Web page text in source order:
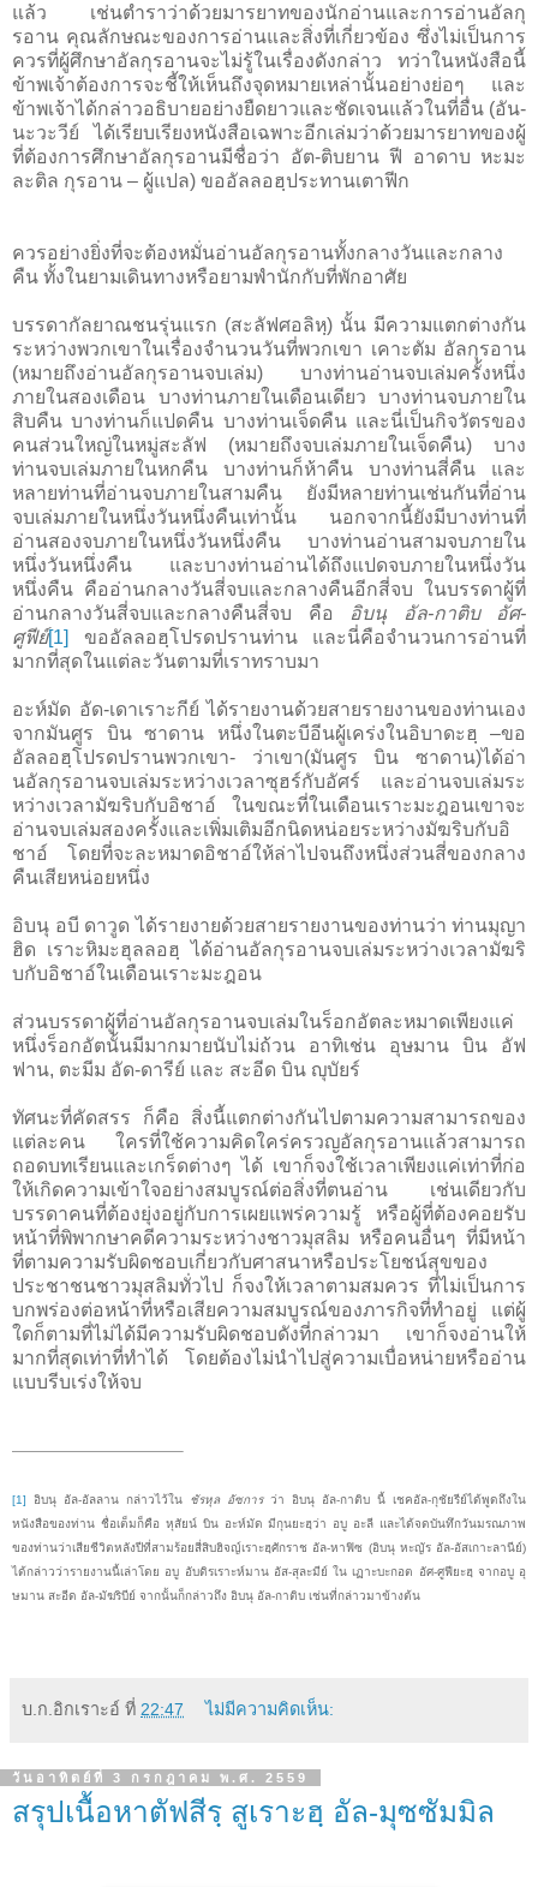
แล้ว เช่นตำราว่าด้วยมารยาทของนักอ่านและการอ่านอัลกุ
รอาน คุณลักษณะของการอ่านและสิ่งที่เกี่ยวข้อง ซึ่งไม่เป็นการ
ควรที่ผู้ศึกษาอัลกุรอานจะไม่รู้ในเรื่องดังกล่าว ทว่าในหนังสือนี้
ข้าพเจ้าต้องการจะชี้ให้เห็นถึงจุดหมายเหล่านั้นอย่างย่อๆ และ
ข้าพเจ้าได้กล่าวอธิบายอย่างยืดยาวและชัดเจนแล้วในที่อื่น (อัน-
นะวะวีย์ ได้เรียบเรียงหนังสือเฉพาะอีกเล่มว่าด้วยมารยาทของผู้
ที่ต้องการศึกษาอัลกุรอานมีชื่อว่า อัต-ติบยาน ฟี อาดาบ หะมะ
ละติล กุรอาน – ผู้แปล) ขออัลลอฮฺประทานเตาฟีก
ควรอย่างยิ่งที่จะต้องหมั่นอ่านอัลกุรอานทั้งกลางวันและกลาง
คืน ทั้งในยามเดินทางหรือยามพำนักกับที่พักอาศัย
บรรดากัลยาณชนรุ่นแรก (สะลัฟศอลิหฺ) นั้น มีความแตกต่างกัน
ระหว่างพวกเขาในเรื่องจำนวนวันที่พวกเขา เคาะตัม อัลกุรอาน
(หมายถึงอ่านอัลกุรอานจบเล่ม) บางท่านอ่านจบเล่มครั้งหนึ่ง
ภายในสองเดือน บางท่านภายในเดือนเดียว บางท่านจบภายใน
สิบคืน บางท่านก็แปดคืน บางท่านเจ็ดคืน และนี่เป็นกิจวัตรของ
คนส่วนใหญ่ในหมู่สะลัฟ (หมายถึงจบเล่มภายในเจ็ดคืน) บาง
ท่านจบเล่มภายในหกคืน บางท่านก็ห้าคืน บางท่านสี่คืน และ
หลายท่านที่อ่านจบภายในสามคืน ยังมีหลายท่านเช่นกันที่อ่าน
จบเล่มภายในหนึ่งวันหนึ่งคืนเท่านั้น นอกจากนี้ยังมีบางท่านที่
อ่านสองจบภายในหนึ่งวันหนึ่งคืน บางท่านอ่านสามจบภายใน
หนึ่งวันหนึ่งคืน และบางท่านอ่านได้ถึงแปดจบภายในหนึ่งวัน
หนึ่งคืน คืออ่านกลางวันสี่จบและกลางคืนอีกสี่จบ ในบรรดาผู้ที่
อ่านกลางวันสี่จบและกลางคืนสี่จบ คือ
อิบนุ อัล-กาติบ อัศ-
ศูฟีย์[1]
ขออัลลอฮฺโปรดปรานท่าน และนี่คือจำนวนการอ่านที่
มากที่สุดในแต่ละวันตามที่เราทราบมา
อะห์มัด อัด-เดาเราะกีย์ ได้รายงานด้วยสายรายงานของท่านเอง
จากมันศูร บิน ซาดาน หนึ่งในตะบีอีนผู้เคร่งในอิบาดะฮฺ –ขอ
อัลลอฮฺโปรดปรานพวกเขา- ว่าเขา(มันศูร บิน ซาดาน)ได้อ่า
นอัลกุรอานจบเล่มระหว่างเวลาซุฮร์กับอัศร์ และอ่านจบเล่มระ
หว่างเวลามัฆริบกับอิชาอ์ ในขณะที่ในเดือนเราะมะฎอนเขาจะ
อ่านจบเล่มสองครั้งและเพิ่มเติมอีกนิดหน่อยระหว่างมัฆริบกับอิ
ชาอ์ โดยที่จะละหมาดอิชาอ์ให้ล่าไปจนถึงหนึ่งส่วนสี่ของกลาง
คืนเสียหน่อยหนึ่ง
อิบนุ อบี ดาวูด ได้รายงายด้วยสายรายงานของท่านว่า ท่านมุญา
ฮิด เราะหิมะฮุลลอฮฺ ได้อ่านอัลกุรอานจบเล่มระหว่างเวลามัฆริ
บกับอิชาอ์ในเดือนเราะมะฎอน
ส่วนบรรดาผู้ที่อ่านอัลกุรอานจบเล่มในร็อกอัตละหมาดเพียงแค่
หนึ่งร็อกอัตนั้นมีมากมายนับไม่ถ้วน อาทิเช่น อุษมาน บิน อัฟ
ฟาน, ตะมีม อัด-ดารีย์ และ สะอีด บิน ญุบัยร์
ทัศนะที่คัดสรร ก็คือ สิ่งนี้แตกต่างกันไปตามความสามารถของ
แต่ละคน ใครที่ใช้ความคิดใคร่ครวญอัลกุรอานแล้วสามารถ
ถอดบทเรียนและเกร็ดต่างๆ ได้ เขาก็จงใช้เวลาเพียงแค่เท่าที่ก่อ
ให้เกิดความเข้าใจอย่างสมบูรณ์ต่อสิ่งที่ตนอ่าน เช่นเดียวกับ
บรรดาคนที่ต้องยุ่งอยู่กับการเผยแพร่ความรู้ หรือผู้ที่ต้องคอยรับ
หน้าที่พิพากษาคดีความระหว่างชาวมุสลิม หรือคนอื่นๆ ที่มีหน้า
ที่ตามความรับผิดชอบเกี่ยวกับศาสนาหรือประโยชน์สุขของ
ประชาชนชาวมุสลิมทั่วไป ก็จงให้เวลาตามสมควร ที่ไม่เป็นการ
บกพร่องต่อหน้าที่หรือเสียความสมบูรณ์ของภารกิจที่ทำอยู่ แต่ผู้
ใดก็ตามที่ไม่ได้มีความรับผิดชอบดังที่กล่าวมา เขาก็จงอ่านให้
มากที่สุดเท่าที่ทำได้ โดยต้องไม่นำไปสู่ความเบื่อหน่ายหรืออ่าน
แบบรีบเร่งให้จบ
[1] อิบนุ อัล-อัลลาน กล่าวไว้ใน ชัรหุล อัซการว่า อิบนุ อัล-กาติบ นี้ เชคอัล-กุชัยรีย์ได้พูดถึงใน
หนังสือของท่าน ชื่อเต็มก็คือ หุสัยน์ บิน อะห์มัด มีกุนยะฮฺว่า อบู อะลี และได้จดบันทึกวันมรณภาพ
ของท่านว่าเสียชีวิตหลังปีที่สามร้อยสี่สิบฮิจญ์เราะฮฺศักราช อัล-หาฟิซ (อิบนุ หะญัร อัล-อัสเกาะลานีย์)
ได้กล่าวว่ารายงานนี้เล่าโดย อบู อับดิรเราะห์มาน อัส-สุละมีย์ ใน เฏาะบะกอต อัศ-ศูฟียะฮฺ จากอบู อุ
ษมาน สะอีด อัล-มัฆริบีย์ จากนั้นก็กล่าวถึง อิบนุ อัล-กาติบ เช่นที่กล่าวมาข้างต้น
บ.ก.อิกเราะอ์ ที่ 22:47 ไม่มีความคิดเห็น:
วันอาทิตย์ที่ 3 กรกฎาคม พ.ศ. 2559
สรุปเนื้อหาตัฟสีรฺ สูเราะฮฺ อัล-มุซซัมมิล